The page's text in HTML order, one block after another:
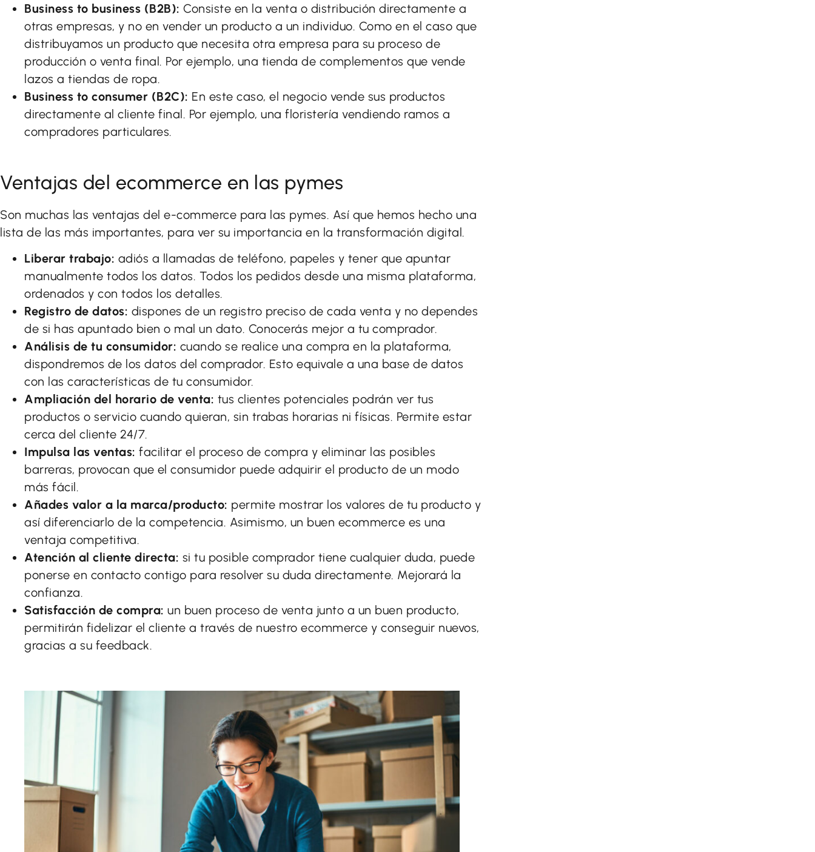
Business to business (B2B): Consiste en la venta o distribución directamente a
otras empresas, y no en vender un producto a un individuo. Como en el caso que
distribuyamos un producto que necesita otra empresa para su proceso de
producción o venta final. Por ejemplo, una tienda de complementos que vende
lazos a tiendas de ropa.
Business to consumer (B2C): En este caso, el negocio vende sus productos
directamente al cliente final. Por ejemplo, una floristería vendiendo ramos a
compradores particulares.
Ventajas del ecommerce en las pymes
Son muchas las ventajas del e-commerce para las pymes. Así que hemos hecho una
lista de las más importantes, para ver su importancia en la transformación digital.
Liberar trabajo: adiós a llamadas de teléfono, papeles y tener que apuntar
manualmente todos los datos. Todos los pedidos desde una misma plataforma,
ordenados y con todos los detalles.
Registro de datos: dispones de un registro preciso de cada venta y no dependes
de si has apuntado bien o mal un dato. Conocerás mejor a tu comprador.
Análisis de tu consumidor: cuando se realice una compra en la plataforma,
dispondremos de los datos del comprador. Esto equivale a una base de datos
con las características de tu consumidor.
Ampliación del horario de venta: tus clientes potenciales podrán ver tus
productos o servicio cuando quieran, sin trabas horarias ni físicas. Permite estar
cerca del cliente 24/7.
Impulsa las ventas: facilitar el proceso de compra y eliminar las posibles
barreras, provocan que el consumidor puede adquirir el producto de un modo
más fácil.
Añades valor a la marca/producto: permite mostrar los valores de tu producto y
así diferenciarlo de la competencia. Asimismo, un buen ecommerce es una
ventaja competitiva.
Atención al cliente directa: si tu posible comprador tiene cualquier duda, puede
ponerse en contacto contigo para resolver su duda directamente. Mejorará la
confianza.
Satisfacción de compra: un buen proceso de venta junto a un buen producto,
permitirán fidelizar el cliente a través de nuestro ecommerce y conseguir nuevos,
gracias a su feedback.